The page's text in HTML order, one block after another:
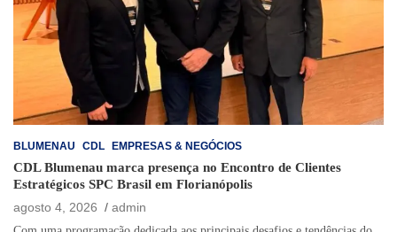
BLUMENAU CDL EMPRESAS & NEGÓCIOS
CDL Blumenau marca presença no Encontro de Clientes
Estratégicos SPC Brasil em Florianópolis
agosto 4, 2026
admin